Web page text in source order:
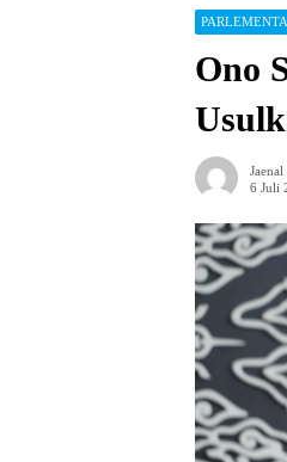
Ono
6 Juli